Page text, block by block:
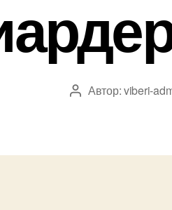
Автор
Автор:viberi-